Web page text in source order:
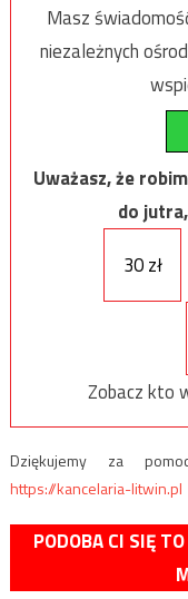
Masz
niezależnych
Uważasz, że
do
30 zł
Zobacz kto
Dziękujemy za
https://kancelaria-litwin.pl
PODOBA CI SIĘ